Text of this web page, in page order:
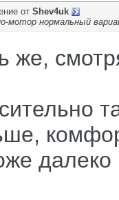
от Shev4uk
мотор нормальный
же,